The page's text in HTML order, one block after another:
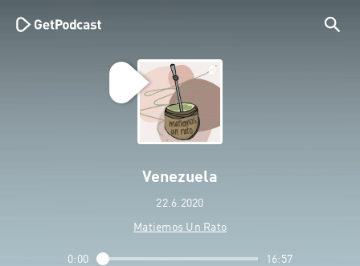
Venezuela
22.6.2020
Matiemos Un Rato
0:00 16:57